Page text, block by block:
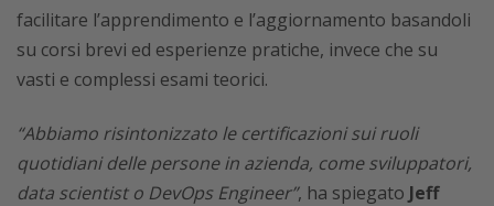
facilitare l’apprendimento e l’aggiornamento basandoli
su corsi brevi ed esperienze pratiche, invece che su
vasti e complessi esami teorici.
“Abbiamo risintonizzato le certificazioni sui ruoli
quotidiani delle persone in azienda, come sviluppatori,
data scientist o DevOps Engineer”, ha spiegato Jeff